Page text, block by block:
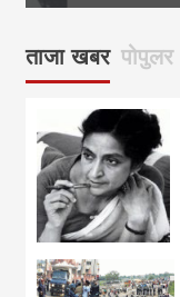
ताजा खबर पोपुलर